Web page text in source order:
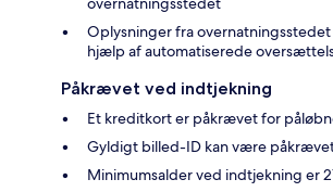
Oplysninger fra
hjælp af automatiserede
Påkrævet ved indtjekning
Et kreditkort er påkrævet for
Gyldigt billed-ID kan være
Minimumsalder ved indtjekning er